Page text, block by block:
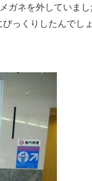
ガネを外していま
っくりしたんでしょ